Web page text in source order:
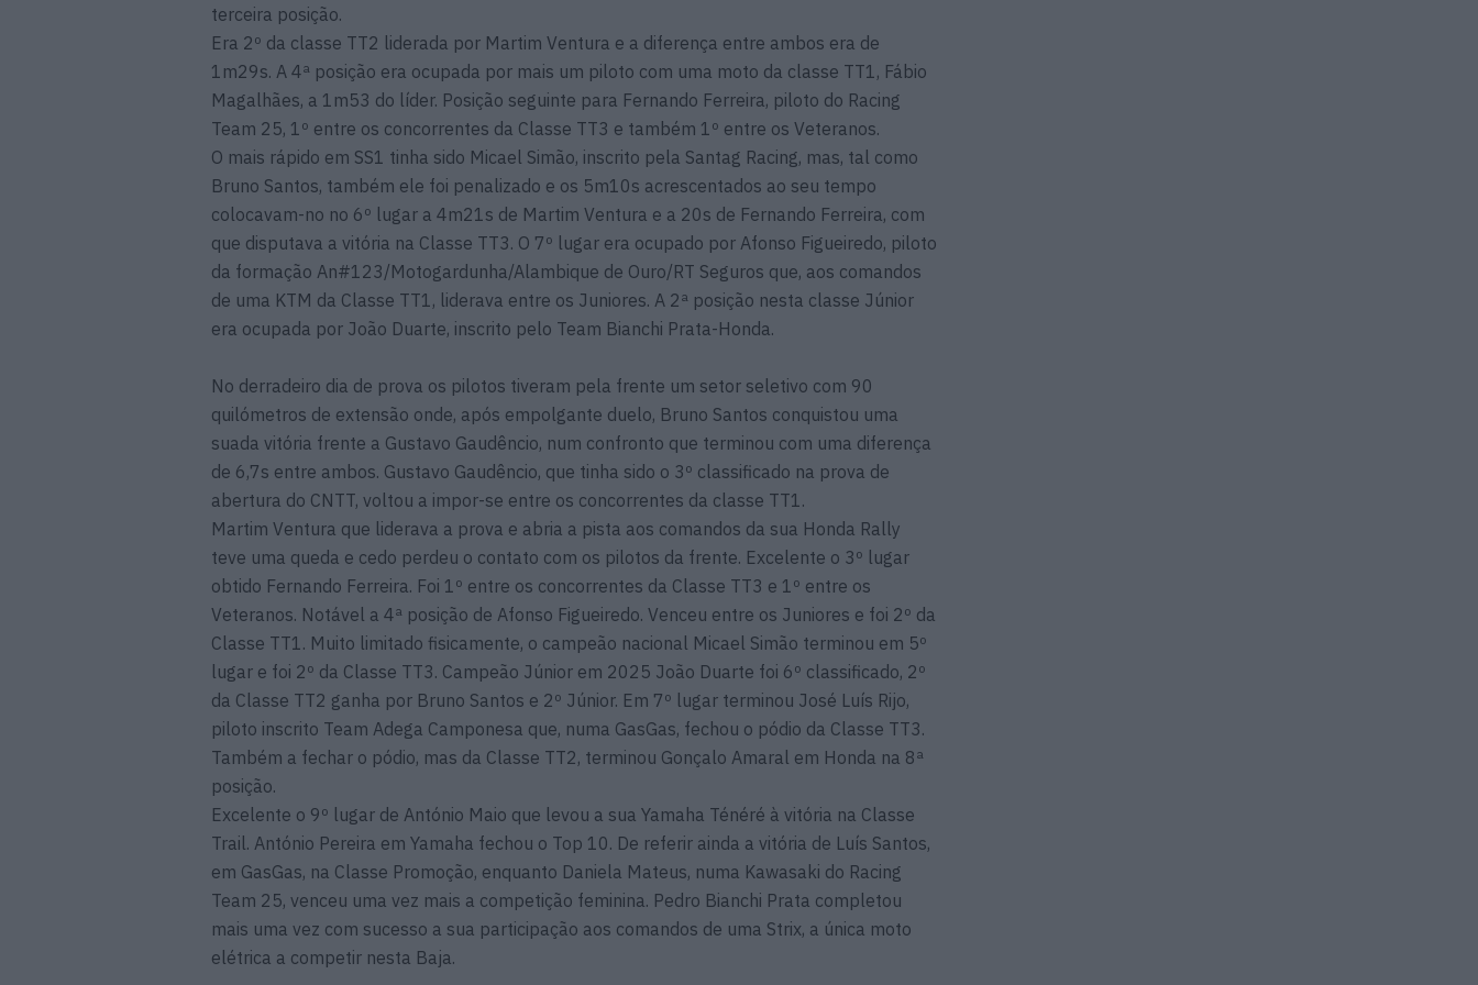
terceira posição.
Era 2º da classe TT2 liderada por Martim Ventura e a diferença entre ambos era de
1m29s. A 4ª posição era ocupada por mais um piloto com uma moto da classe TT1, Fábio
Magalhães, a 1m53 do líder. Posição seguinte para Fernando Ferreira, piloto do Racing
Team 25, 1º entre os concorrentes da Classe TT3 e também 1º entre os Veteranos.
O mais rápido em SS1 tinha sido Micael Simão, inscrito pela Santag Racing, mas, tal como
Bruno Santos, também ele foi penalizado e os 5m10s acrescentados ao seu tempo
colocavam-no no 6º lugar a 4m21s de Martim Ventura e a 20s de Fernando Ferreira, com
que disputava a vitória na Classe TT3. O 7º lugar era ocupado por Afonso Figueiredo, piloto
da formação An#123/Motogardunha/Alambique de Ouro/RT Seguros que, aos comandos
de uma KTM da Classe TT1, liderava entre os Juniores. A 2ª posição nesta classe Júnior
era ocupada por João Duarte, inscrito pelo Team Bianchi Prata-Honda.
No derradeiro dia de prova os pilotos tiveram pela frente um setor seletivo com 90
quilómetros de extensão onde, após empolgante duelo, Bruno Santos conquistou uma
suada vitória frente a Gustavo Gaudêncio, num confronto que terminou com uma diferença
de 6,7s entre ambos. Gustavo Gaudêncio, que tinha sido o 3º classificado na prova de
abertura do CNTT, voltou a impor-se entre os concorrentes da classe TT1.
Martim Ventura que liderava a prova e abria a pista aos comandos da sua Honda Rally
teve uma queda e cedo perdeu o contato com os pilotos da frente. Excelente o 3º lugar
obtido Fernando Ferreira. Foi 1º entre os concorrentes da Classe TT3 e 1º entre os
Veteranos. Notável a 4ª posição de Afonso Figueiredo. Venceu entre os Juniores e foi 2º da
Classe TT1. Muito limitado fisicamente, o campeão nacional Micael Simão terminou em 5º
lugar e foi 2º da Classe TT3. Campeão Júnior em 2025 João Duarte foi 6º classificado, 2º
da Classe TT2 ganha por Bruno Santos e 2º Júnior. Em 7º lugar terminou José Luís Rijo,
piloto inscrito Team Adega Camponesa que, numa GasGas, fechou o pódio da Classe TT3.
Também a fechar o pódio, mas da Classe TT2, terminou Gonçalo Amaral em Honda na 8ª
posição.
Excelente o 9º lugar de António Maio que levou a sua Yamaha Ténéré à vitória na Classe
Trail. António Pereira em Yamaha fechou o Top 10. De referir ainda a vitória de Luís Santos,
em GasGas, na Classe Promoção, enquanto Daniela Mateus, numa Kawasaki do Racing
Team 25, venceu uma vez mais a competição feminina. Pedro Bianchi Prata completou
mais uma vez com sucesso a sua participação aos comandos de uma Strix, a única moto
elétrica a competir nesta Baja.